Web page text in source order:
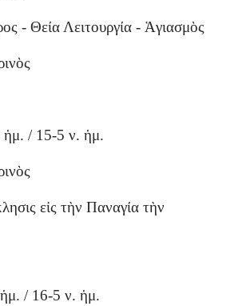
- Θεία Λειτουργία - Ἁγιασμὸς
ἡμ. / 15-5 ν. ἡμ.
εἰς τὴν Παναγία τὴν
/ 16-5 ν. ἡμ.